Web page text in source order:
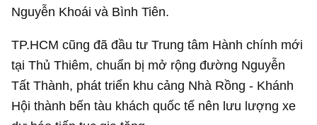
Nguyễn Khoái và Bình Tiên.
TP.HCM cũng đã đầu tư Trung tâm Hành chính mới
tại Thủ Thiêm, chuẩn bị mở rộng đường Nguyễn
Tất Thành, phát triển khu cảng Nhà Rồng - Khánh
Hội thành bến tàu khách quốc tế nên lưu lượng xe